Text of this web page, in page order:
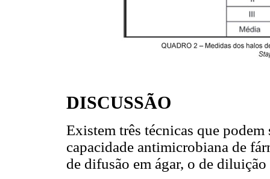
DISCUSSÃO
Existem três técnicas que
capacidade antimicrobiana de
de difusão em ágar, o de